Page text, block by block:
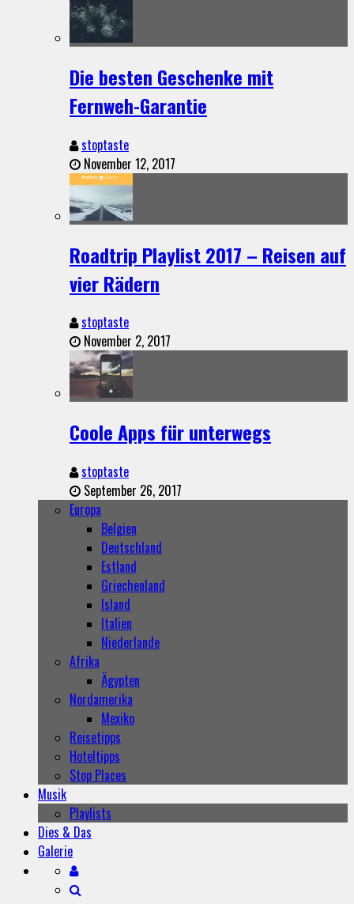
Die besten Geschenke mit
Fernweh-Garantie
stoptaste
November 12, 2017
Roadtrip Playlist 2017 – Reisen auf
vier Rädern
stoptaste
November 2, 2017
Coole Apps für unterwegs
stoptaste
September 26, 2017
Europa
Belgien
Deutschland
Estland
Griechenland
Island
Italien
Niederlande
Afrika
Ägypten
Nordamerika
Mexiko
Reisetipps
Hoteltipps
Stop Places
Musik
Playlists
Dies & Das
Galerie